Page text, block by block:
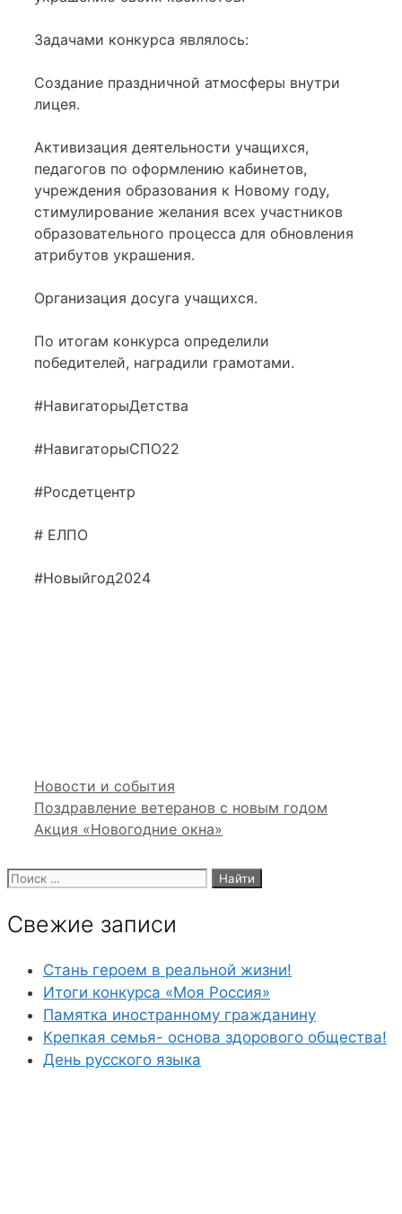
Задачами конкурса являлось:
Создание праздничной атмосферы внутри
лицея.
Активизация деятельности учащихся,
педагогов по оформлению кабинетов,
учреждения образования к Новому году,
стимулирование желания всех участников
образовательного процесса для обновления
атрибутов украшения.
Организация досуга учащихся.
По итогам конкурса определили
победителей, наградили грамотами.
#НавигаторыДетства
#НавигаторыСПО22
#Росдетцентр
# ЕЛПО
#Новыйгод2024
Рубрики
Новости и события
Поздравление ветеранов с новым годом
Акция «Новогодние окна»
Поиск:
Свежие записи
Стань героем в реальной жизни!
Итоги конкурса «Моя Россия»
Памятка иностранному гражданину
Крепкая семья- основа здорового общества!
День русского языка